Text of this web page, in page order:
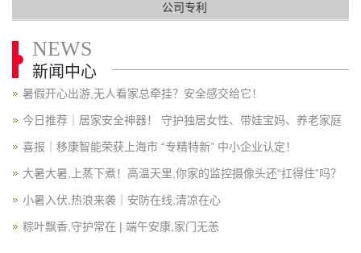
公司专利
NEWS
新闻中心
暑假开心出游,无人看家总牵挂？安全感交给它！
今日推荐｜居家安全神器！ 守护独居女性、带娃宝妈、养老家庭
喜报｜移康智能荣获上海市 “专精特新” 中小企业认定！
大暑大暑,上蒸下煮！高温天里,你家的监控摄像头还“扛得住”吗？
小暑入伏,热浪来袭｜安防在线,清凉在心
粽叶飘香,守护常在 | 端午安康,家门无恙